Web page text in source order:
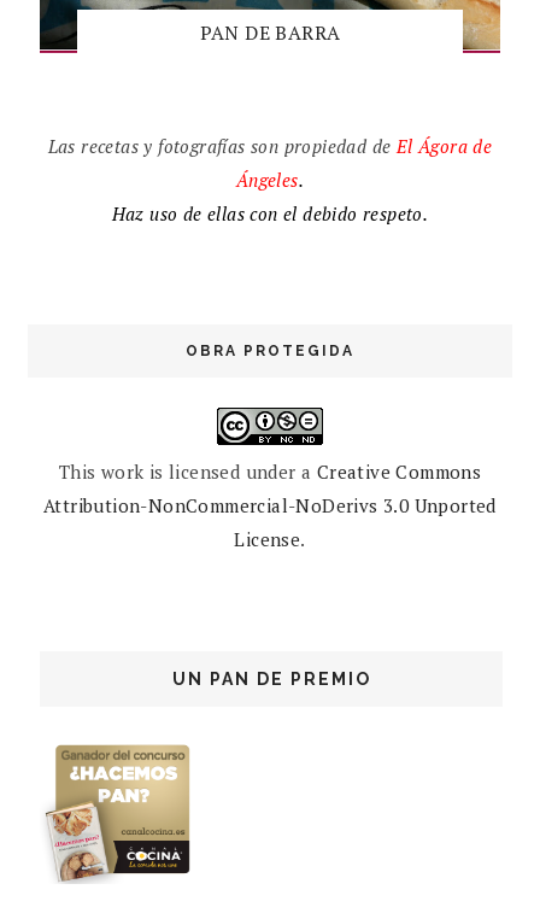
PAN DE BARRA
Las recetas y fotografías son propiedad deElÁgora de
Ángeles.
Haz uso de ellas con el debido respeto.
OBRA PROTEGIDA
This work is licensed under a Creative Commons
Attribution-NonCommercial-NoDerivs 3.0 Unported
License.
UN PAN DE PREMIO